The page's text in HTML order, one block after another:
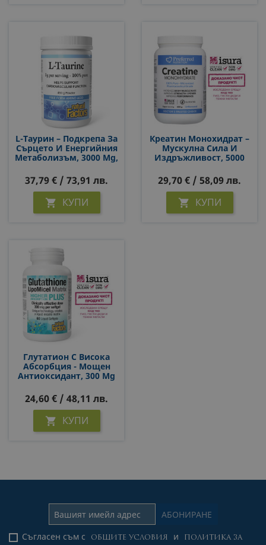
L-Тауpин – Подкрепа За
Сърцето И Енергийния
Метаболизъм, 3000 Mg,
37,79 € / 73,91 лв.
 КУПИ
Креатин Монохидрат –
Мускулна Сила И
Издръжливост, 5000
29,70 € / 58,09 лв.
 КУПИ
Глутатион С Висока
Абсорбция - Мощен
Антиоксидант, 300 Mg
24,60 € / 48,11 лв.
 КУПИ
Съгласен съм с ОБЩИТЕ УСЛОВИЯ и ПОЛИТИКА ЗА